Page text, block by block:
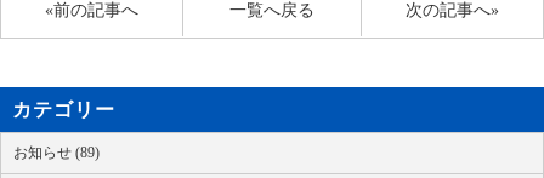
«前の記事へ 次の記事へ»
一覧へ戻る
カテゴリー
お知らせ (89)